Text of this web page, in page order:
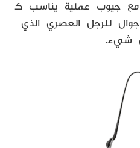
جيوب عملية يناسب ك
للرجل العصري الذي
شيء.